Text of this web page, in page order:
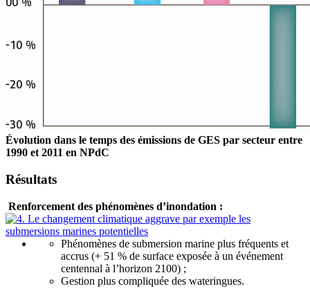
Évolution dans le temps des émissions de GES par secteur entre
1990 et 2011 en NPdC
Résultats
Renforcement des phénomènes d’inondation :
Phénomènes de submersion marine plus fréquents et
accrus (+ 51 % de surface exposée à un événement
centennal à l’horizon 2100) ;
Gestion plus compliquée des wateringues.